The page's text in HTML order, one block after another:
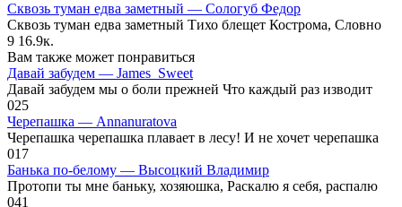
Сквозь туман едва заметный — Сологуб Федор
Сквозь туман едва заметный Тихо блещет Кострома, Словно
9 16.9к.
Вам также может понравиться
Давай забудем — James_Sweet
Давай забудем мы о боли прежней Что каждый раз изводит
025
Черепашка — Annanuratova
Черепашка черепашка плавает в лесу! И не хочет черепашка
017
Банька по-белому — Высоцкий Владимир
Протопи ты мне баньку, хозяюшка, Раскалю я себя, распалю
041